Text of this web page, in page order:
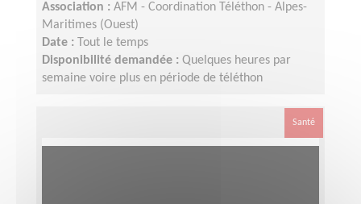
Association : AFM - Coordination Téléthon - Alpes-
Maritimes (Ouest)
Date :
Tout le temps
Disponibilité demandée : Quelques heures par
semaine voire plus en période de téléthon
Santé